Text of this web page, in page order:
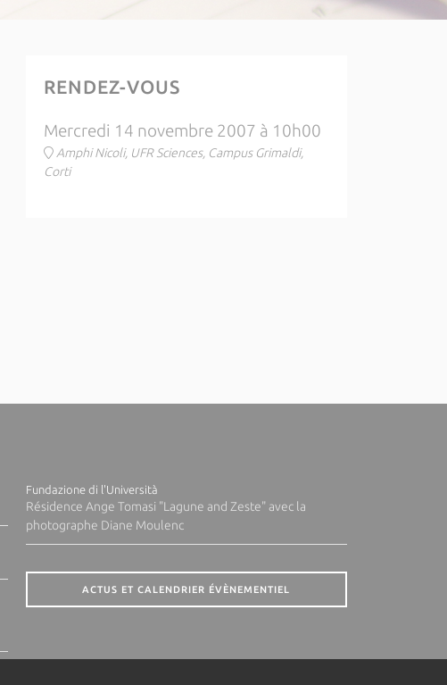
RENDEZ-VOUS
Mercredi 14 novembre 2007 à 10h00
Amphi Nicoli, UFR Sciences, Campus Grimaldi,
Corti
Fundazione di l'Università
Résidence Ange Tomasi "Lagune and Zeste" avec la
photographe Diane Moulenc
ACTUS ET CALENDRIER ÉVÈNEMENTIEL